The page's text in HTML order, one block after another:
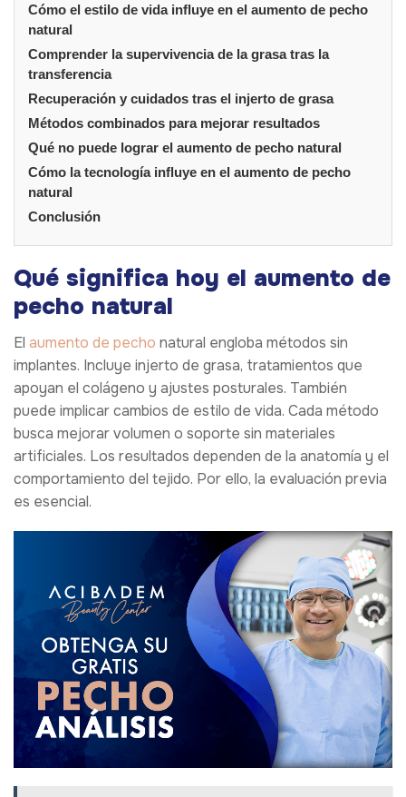
Cómo el estilo de vida influye en el aumento de pecho
natural
Comprender la supervivencia de la grasa tras la
transferencia
Recuperación y cuidados tras el injerto de grasa
Métodos combinados para mejorar resultados
Qué no puede lograr el aumento de pecho natural
Cómo la tecnología influye en el aumento de pecho
natural
Conclusión
Qué significa hoy el aumento de
pecho natural
El aumento de pecho natural engloba métodos sin
implantes. Incluye injerto de grasa, tratamientos que
apoyan el colágeno y ajustes posturales. También
puede implicar cambios de estilo de vida. Cada método
busca mejorar volumen o soporte sin materiales
artificiales. Los resultados dependen de la anatomía y el
comportamiento del tejido. Por ello, la evaluación previa
es esencial.